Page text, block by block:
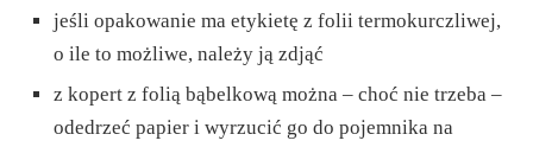
jeśli opakowanie ma etykietę z folii termokurczliwej,
o ile to możliwe, należy ją zdjąć
z kopert z folią bąbelkową można – choć nie trzeba –
odedrzeć papier i wyrzucić go do pojemnika na